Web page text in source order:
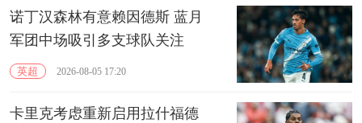
诺丁汉森林有意赖因德斯 蓝月
军团中场吸引多支球队关注
英超 2026-08-05 17:20
卡里克考虑重新启用拉什福德